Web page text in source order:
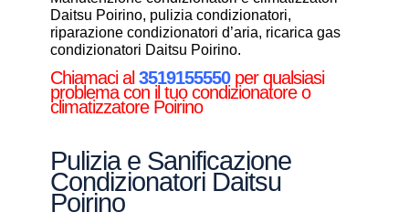
Daitsu Poirino, pulizia condizionatori,
riparazione condizionatori d’aria, ricarica gas
condizionatori Daitsu Poirino.
Chiamaci al 3519155550per qualsiasi
problema con il tuo condizionatore o
climatizzatore Poirino
Pulizia e Sanificazione
Condizionatori Daitsu
Poirino